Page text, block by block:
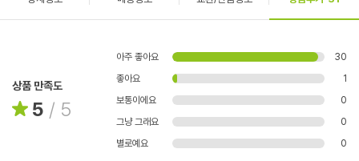
상품 만족도
5 / 5
아주 좋아요
30
좋아요
1
보통이에요
0
그냥 그래요
0
별로예요
0